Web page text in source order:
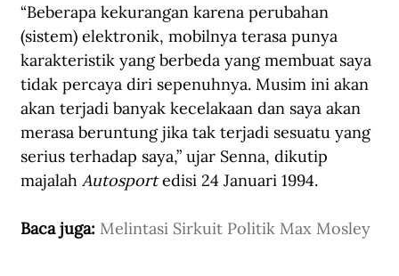
“Beberapa kekurangan karena perubahan
(sistem) elektronik, mobilnya terasa punya
karakteristik yang berbeda yang membuat saya
tidak percaya diri sepenuhnya. Musim ini akan
akan terjadi banyak kecelakaan dan saya akan
merasa beruntung jika tak terjadi sesuatu yang
serius terhadap saya,” ujar Senna, dikutip
majalah Autosport edisi 24 Januari 1994.
Baca juga: Melintasi Sirkuit Politik Max Mosley